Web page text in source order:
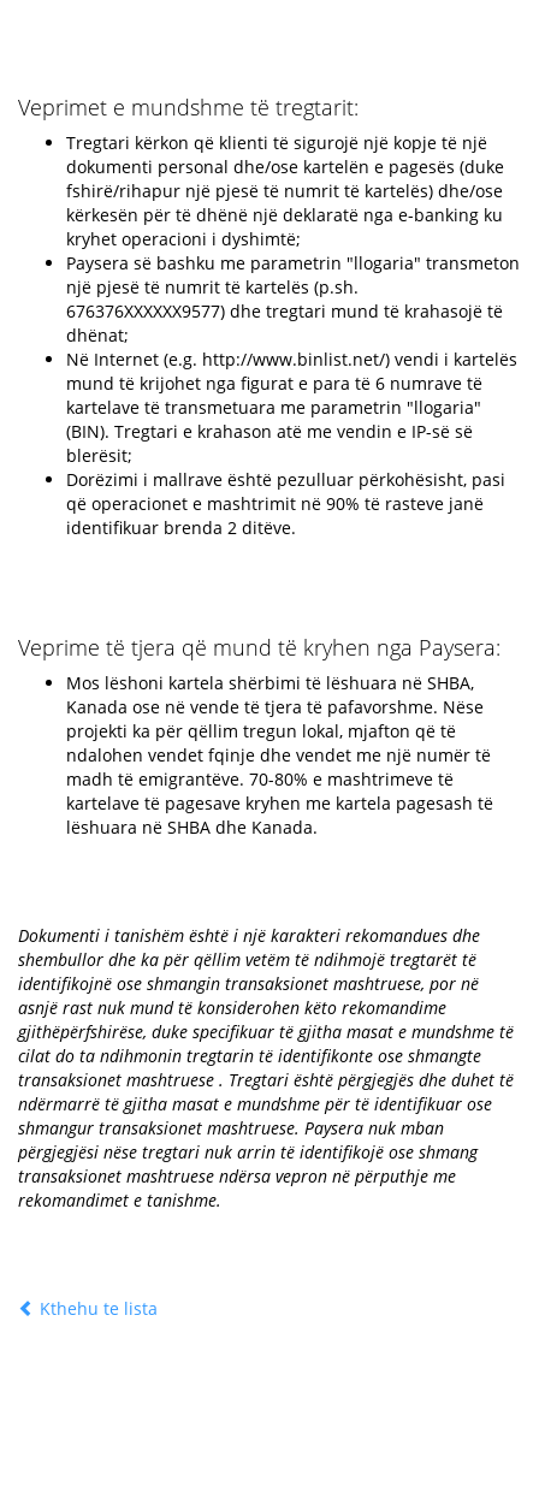
Veprimet e mundshme të tregtarit:
Tregtari kërkon që klienti të sigurojë një kopje të një
dokumenti personal dhe/ose kartelën e pagesës (duke
fshirë/rihapur një pjesë të numrit të kartelës) dhe/ose
kërkesën për të dhënë një deklaratë nga e-banking ku
kryhet operacioni i dyshimtë;
Paysera së bashku me parametrin "llogaria" transmeton
një pjesë të numrit të kartelës (p.sh.
676376XXXXXX9577) dhe tregtari mund të krahasojë të
dhënat;
Në Internet (e.g. http://www.binlist.net/) vendi i kartelës
mund të krijohet nga figurat e para të 6 numrave të
kartelave të transmetuara me parametrin "llogaria"
(BIN). Tregtari e krahason atë me vendin e IP-së së
blerësit;
Dorëzimi i mallrave është pezulluar përkohësisht, pasi
që operacionet e mashtrimit në 90% të rasteve janë
identifikuar brenda 2 ditëve.
Veprime të tjera që mund të kryhen nga Paysera:
Mos lëshoni kartela shërbimi të lëshuara në SHBA,
Kanada ose në vende të tjera të pafavorshme. Nëse
projekti ka për qëllim tregun lokal, mjafton që të
ndalohen vendet fqinje dhe vendet me një numër të
madh të emigrantëve. 70-80% e mashtrimeve të
kartelave të pagesave kryhen me kartela pagesash të
lëshuara në SHBA dhe Kanada.
Dokumenti i tanishëm është i një karakteri rekomandues dhe
shembullor dhe ka për qëllim vetëm të ndihmojë tregtarët të
identifikojnë ose shmangin transaksionet mashtruese, por në
asnjë rast nuk mund të konsiderohen këto rekomandime
gjithëpërfshirëse, duke specifikuar të gjitha masat e mundshme të
cilat do ta ndihmonin tregtarin të identifikonte ose shmangte
transaksionet mashtruese . Tregtari është përgjegjës dhe duhet të
ndërmarrë të gjitha masat e mundshme për të identifikuar ose
shmangur transaksionet mashtruese. Paysera nuk mban
përgjegjësi nëse tregtari nuk arrin të identifikojë ose shmang
transaksionet mashtruese ndërsa vepron në përputhje me
rekomandimet e tanishme.
Kthehu te lista